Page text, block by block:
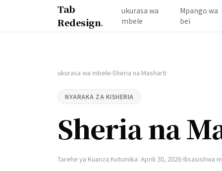
Tab
Redesign.
ukurasa wa
mbele
Mpango wa
bei
ukurasa wa mbele›Sheria na Masharti
NYARAKA ZA KISHERIA
Sheria na
Tarehe ya Kuanza Kutumika: Aprili 30, 2026 Ilisasishwa